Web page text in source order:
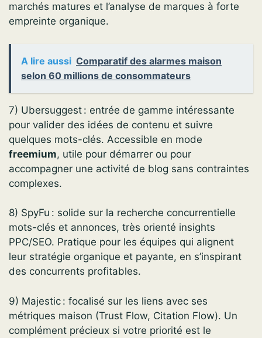
marchés matures et l’analyse de marques à forte
empreinte organique.
A lire aussi Comparatif des alarmes maison
selon 60 millions de consommateurs
7) Ubersuggest : entrée de gamme intéressante
pour valider des idées de contenu et suivre
quelques mots-clés. Accessible en mode
freemium, utile pour démarrer ou pour
accompagner une activité de blog sans contraintes
complexes.
8) SpyFu : solide sur la recherche concurrentielle
mots-clés et annonces, très orienté insights
PPC/SEO. Pratique pour les équipes qui alignent
leur stratégie organique et payante, en s’inspirant
des concurrents profitables.
9) Majestic : focalisé sur les liens avec ses
métriques maison (Trust Flow, Citation Flow). Un
complément précieux si votre priorité est le